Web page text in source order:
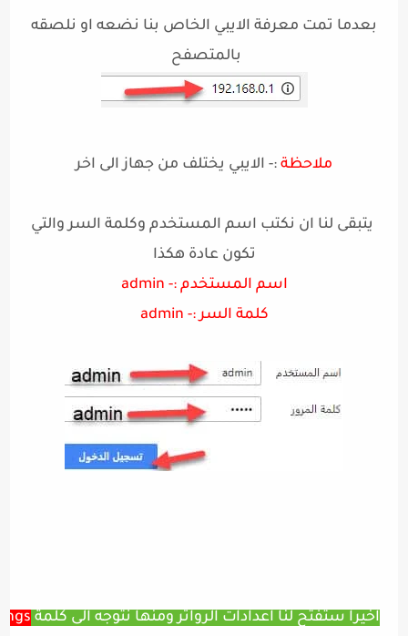
بعدما تمت معرفة الايبي الخاص بنا نضعه او نلصقه
بالمتصفح
ملاحظة :- الايبي يختلف من جهاز الى اخر
يتبقى لنا ان نكتب اسم المستخدم وكلمة السر والتي
تكون عادة هكذا
اسم المستخدم :- admin
كلمة السر :- admin
اخيرا ستفتح لنا اعدادات الرواتر ومنها نتوجه الى كلمة